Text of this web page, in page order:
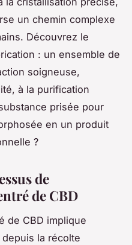
un chemin complexe
Découvrez le
: un ensemble de
soigneuse,
à la purification
prisée pour
en un produit
?
de
de CBD
de CBD implique
la récolte